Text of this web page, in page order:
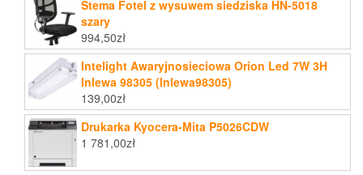
Stema Fotel z wysuwem siedziska HN-5018
szary
994,50zł
Intelight Awaryjnosieciowa Orion Led 7W 3H
Inlewa 98305 (Inlewa98305)
139,00zł
Drukarka Kyocera-Mita P5026CDW
1 781,00zł